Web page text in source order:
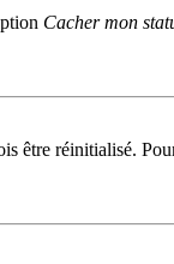
Cacher mon
être réinitialisé.